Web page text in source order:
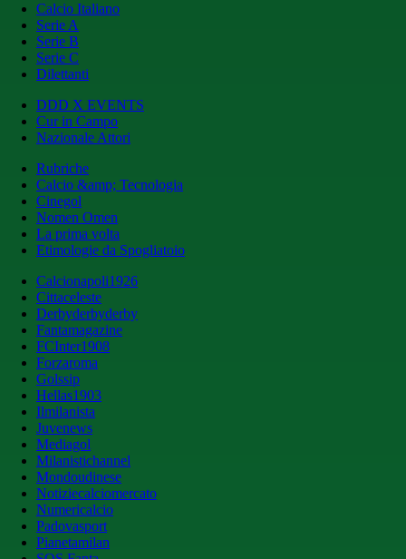
Calcio Italiano
Serie A
Serie B
Serie C
Dilettanti
DDD X EVENTS
Cur in Campo
Nazionale Attori
Rubriche
Calcio &amp; Tecnologia
Cinegol
Nomen Omen
La prima volta
Etimologie da Spogliatoio
Calcionapoli1926
Cittaceleste
Derbyderbyderby
Fantamagazine
FCInter1908
Forzaroma
Golssip
Hellas1903
Ilmilanista
Juvenews
Mediagol
Milanistichannel
Mondoudinese
Notiziecalciomercato
Numericalcio
Padovasport
Pianetamilan